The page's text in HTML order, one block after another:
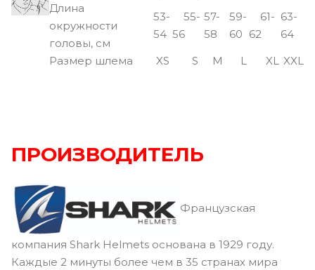
Длина
окружности
головы, см
53-
54
55-
56
57-
58
59-
60
61-
62
63-
64
Размер шлема
XS S M L XL XXL
ПРОИЗВОДИТЕЛЬ
Французская
компания Shark Helmets основана в 1929 году.
Каждые 2 минуты более чем в 35 странах мира